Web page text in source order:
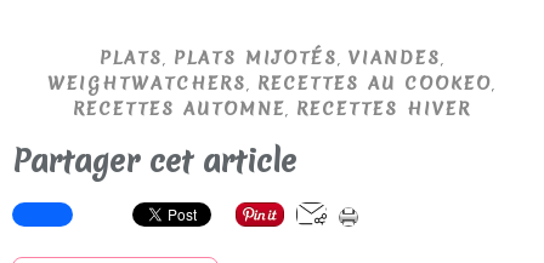
PLATS, PLATS MIJOTÉS, VIANDES,
WEIGHTWATCHERS, RECETTES AU COOKEO,
RECETTES AUTOMNE, RECETTES HIVER
Partager cet article